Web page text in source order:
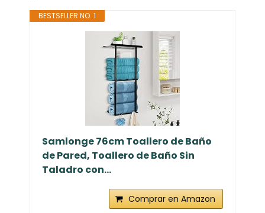
BESTSELLER NO. 1
Samlonge 76cm Toallero de Baño
de Pared, Toallero de Baño Sin
Taladro con...
Comprar en Amazon